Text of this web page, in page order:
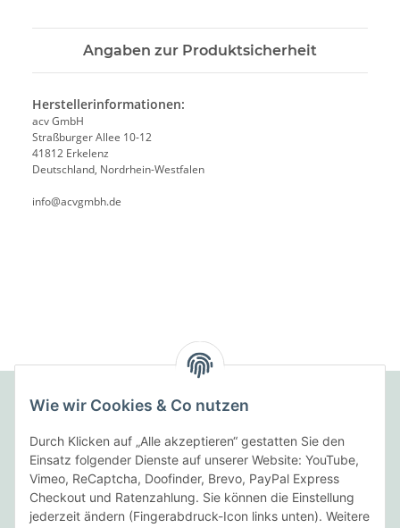
Angaben zur Produktsicherheit
Herstellerinformationen:
acv GmbH
Straßburger Allee 10-12
41812 Erkelenz
Deutschland, Nordrhein-Westfalen
info@acvgmbh.de
Folgende Zahlungsarten bieten wir an:
Wir versenden mit:
Wie wir Cookies & Co nutzen
Durch Klicken auf „Alle akzeptieren“ gestatten Sie den
Einsatz folgender Dienste auf unserer Website: YouTube,
Vimeo, ReCaptcha, Doofinder, Brevo, PayPal Express
Checkout und Ratenzahlung. Sie können die Einstellung
jederzeit ändern (Fingerabdruck-Icon links unten). Weitere